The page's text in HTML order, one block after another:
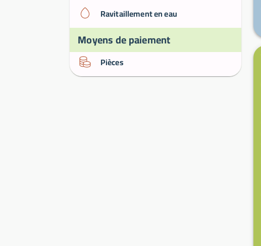
Ravitaillement en eau
Moyens de paiement
Pièces